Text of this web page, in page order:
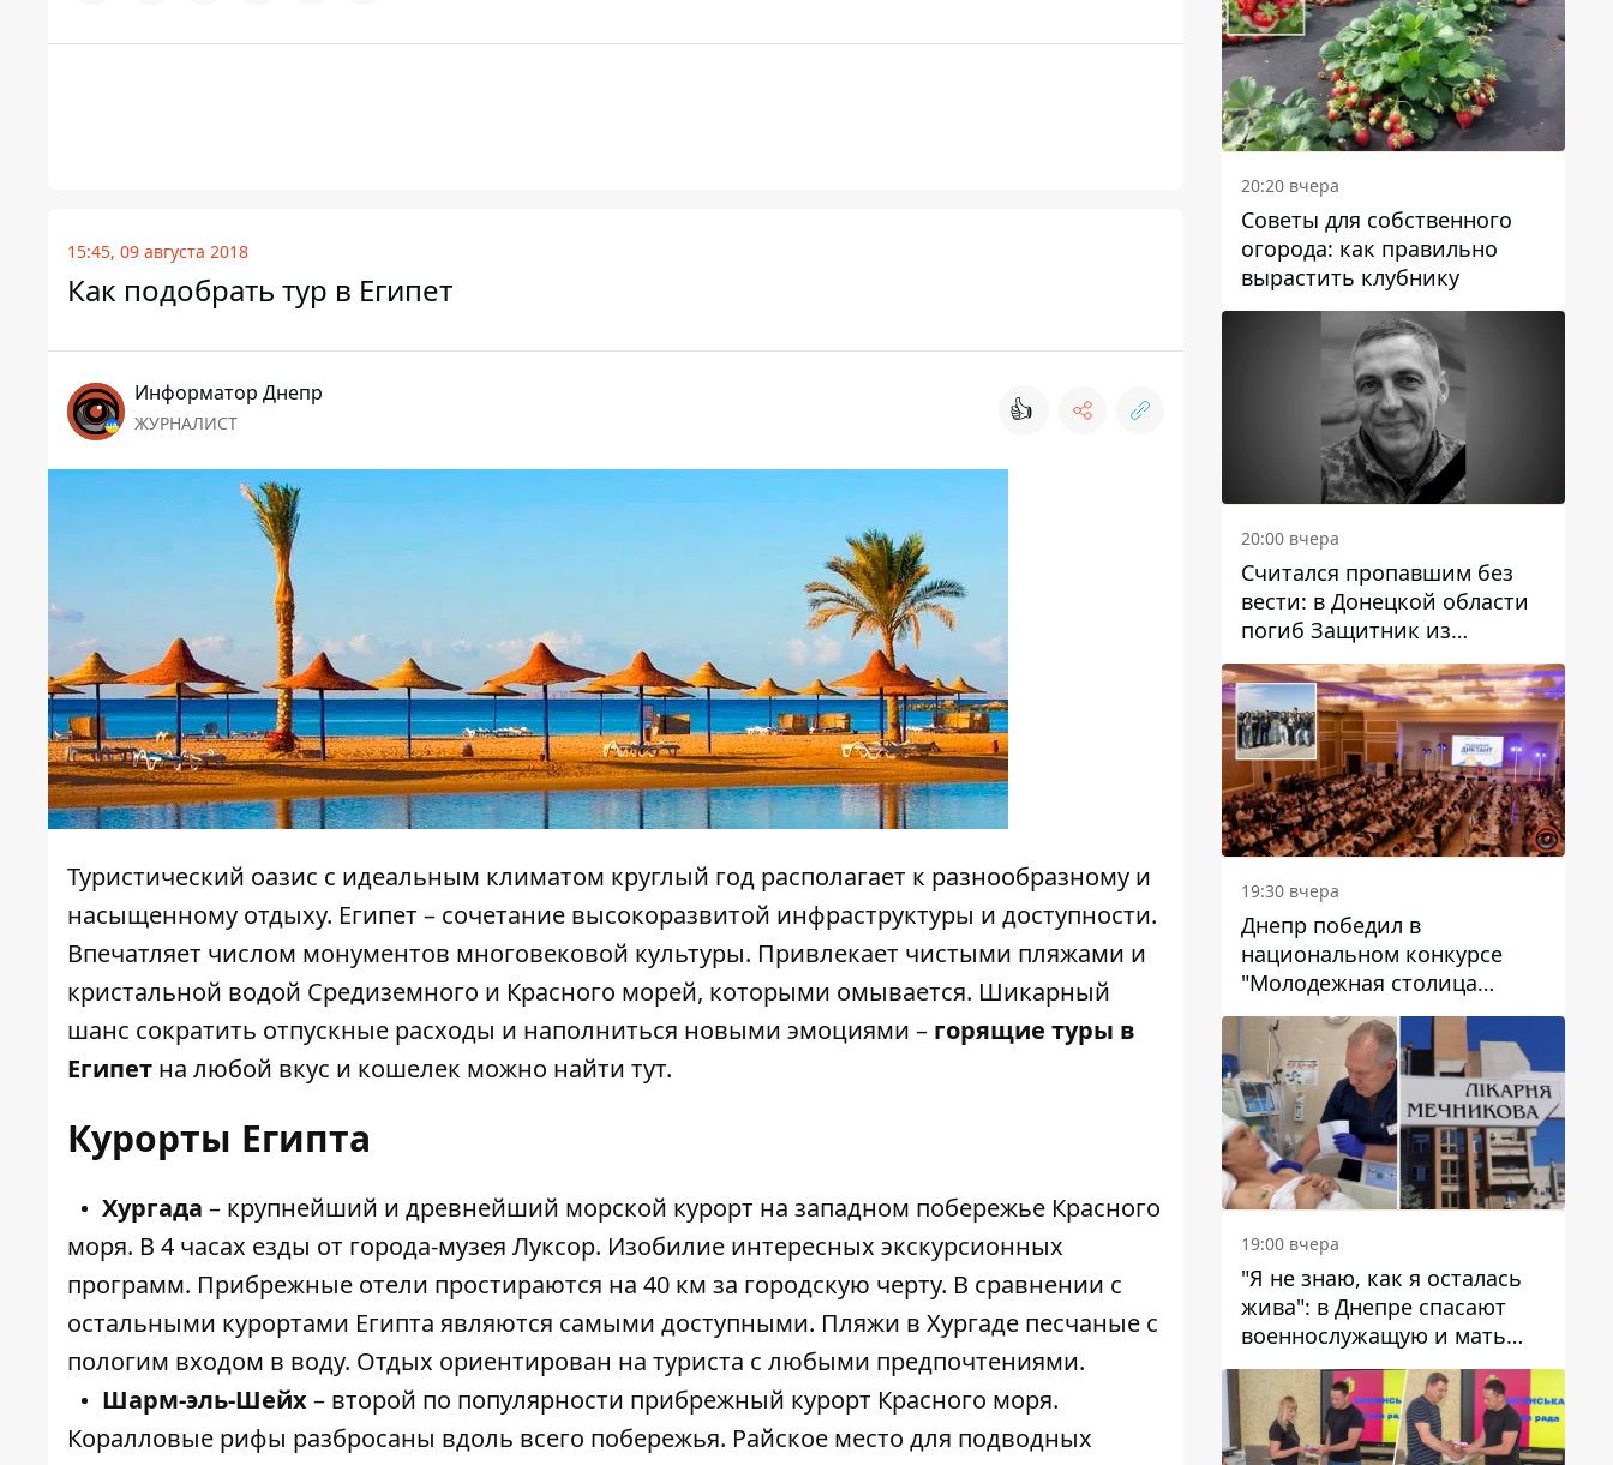
15:45, 09 августа 2018
Как подобрать тур в Египет
Информатор Днепр
ЖУРНАЛИСТ 👍
Туристический оазис с идеальным климатом круглый год располагает к разнообразному и
насыщенному отдыху. Египет – сочетание высокоразвитой инфраструктуры и доступности.
Впечатляет числом монументов многовековой культуры. Привлекает чистыми пляжами и
кристальной водой Средиземного и Красного морей, которыми омывается. Шикарный
шанс сократить отпускные расходы и наполниться новыми эмоциями – горящие туры в
Египет на любой вкус и кошелек можно найти тут.
Курорты Египта
Хургада – крупнейший и древнейший морской курорт на западном побережье Красного
моря. В 4 часах езды от города-музея Луксор. Изобилие интересных экскурсионных
программ. Прибрежные отели простираются на 40 км за городскую черту. В сравнении с
остальными курортами Египта являются самыми доступными. Пляжи в Хургаде песчаные с
пологим входом в воду. Отдых ориентирован на туриста с любыми предпочтениями.
Шарм-эль-Шейх– второй по популярности прибрежный курорт Красного моря.
Коралловые рифы разбросаны вдоль всего побережья. Райское место для подводных
20:20 вчера
Советы для собственного
огорода: как правильно
вырастить клубнику
20:00 вчера
Считался пропавшим без
вести: в Донецкой области
погиб Защитник из
Каменского Антон
Красовский
19:30 вчера
Днепр победил в
национальном конкурсе
"Молодежная столица
Украины – 2026"
19:00 вчера
"Я не знаю, как я осталась
жива": в Днепре спасают
военнослужащую и мать
четверых детей, которую
ранил КАБ